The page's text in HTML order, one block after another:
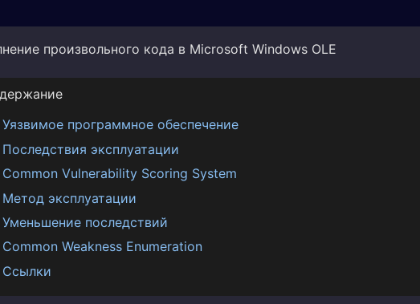
произвольного кода в Microsoft Windows OLE
Уязвимое программное обеспечение
Последствия эксплуатации
Common Vulnerability Scoring System
Метод эксплуатации
Уменьшение последствий
Common Weakness Enumeration
Ссылки